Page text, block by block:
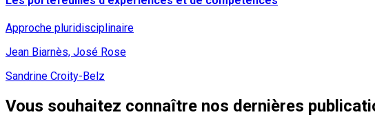
Approche pluridisciplinaire
Jean Biarnès, José Rose
Sandrine Croity-Belz
Vous souhaitez connaître nos dernières